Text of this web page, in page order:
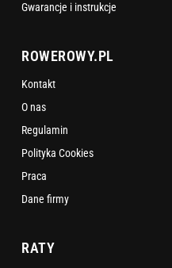
Gwarancje i instrukcje
ROWEROWY.PL
Kontakt
O nas
Regulamin
Polityka Cookies
Praca
Dane firmy
RATY